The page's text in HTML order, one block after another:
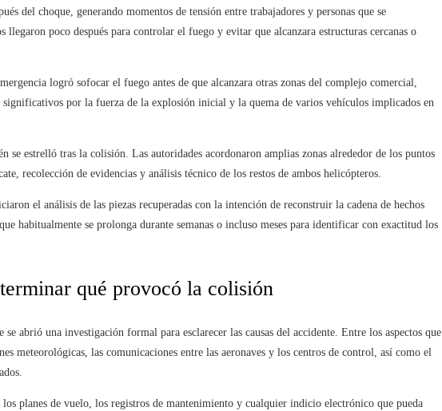
del choque, generando momentos de tensión entre trabajadores y personas que se
llegaron poco después para controlar el fuego y evitar que alcanzara estructuras cercanas o
logró sofocar el fuego antes de que alcanzara otras zonas del complejo comercial,
por la fuerza de la explosión inicial y la quema de varios vehículos implicados en
se estrelló tras la colisión. Las autoridades acordonaron amplias zonas alrededor de los puntos
recolección de evidencias y análisis técnico de los restos de ambos helicópteros.
el análisis de las piezas recuperadas con la intención de reconstruir la cadena de hechos
habitualmente se prolonga durante semanas o incluso meses para identificar con exactitud los
qué provocó la colisión
abrió una investigación formal para esclarecer las causas del accidente. Entre los aspectos que
meteorológicas, las comunicaciones entre las aeronaves y los centros de control, así como el
planes de vuelo, los registros de mantenimiento y cualquier indicio electrónico que pueda